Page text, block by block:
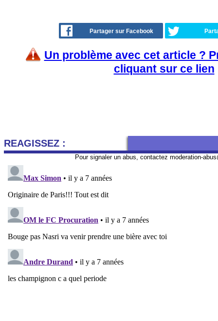
Partager sur Facebook
Un problème avec cet article ?
cliquant sur ce lien
REAGISSEZ :
Pour signaler un abus, contactez moderation-